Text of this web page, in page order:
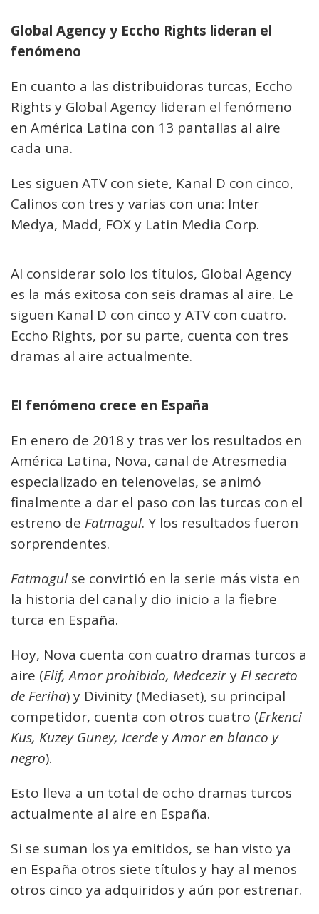
Global Agency y Eccho Rights lideran el
fenómeno
En cuanto a las distribuidoras turcas, Eccho
Rights y Global Agency lideran el fenómeno
en América Latina con 13 pantallas al aire
cada una.
Les siguen ATV con siete, Kanal D con cinco,
Calinos con tres y varias con una: Inter
Medya, Madd, FOX y Latin Media Corp.
Al considerar solo los títulos, Global Agency
es la más exitosa con seis dramas al aire. Le
siguen Kanal D con cinco y ATV con cuatro.
Eccho Rights, por su parte, cuenta con tres
dramas al aire actualmente.
El fenómeno crece en España
En enero de 2018 y tras ver los resultados en
América Latina, Nova, canal de Atresmedia
especializado en telenovelas, se animó
finalmente a dar el paso con las turcas con el
estreno de Fatmagul. Y los resultados fueron
sorprendentes.
Fatmagul se convirtió en la serie más vista en
la historia del canal y dio inicio a la fiebre
turca en España.
Hoy, Nova cuenta con cuatro dramas turcos a
aire (Elif, Amor prohibido, Medceziry El secreto
de Feriha) y Divinity (Mediaset), su principal
competidor, cuenta con otros cuatro (Erkenci
Kus, Kuzey Guney, IcerdeyAmor en blanco y
negro).
Esto lleva a un total de ocho dramas turcos
actualmente al aire en España.
Si se suman los ya emitidos, se han visto ya
en España otros siete títulos y hay al menos
otros cinco ya adquiridos y aún por estrenar.